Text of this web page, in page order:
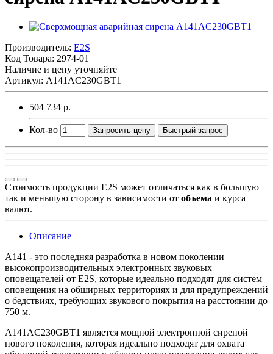
Производитель: E2S
Код Товара: 2974-01
Наличие и цену уточняйте
Артикул: A141AC230GBT1
504 734 р.
Кол-во Запросить цену Быстрый запрос
Стоимость продукции E2S может отличаться как в большую
так и меньшую сторону в зависимости от объема и курса
валют.
Описание
A141 - это последняя разработка в новом поколении
высокопроизводительных электронных звуковых
оповещателей от E2S, которые идеально подходят для систем
оповещения на обширных территориях и для предупреждений
о бедствиях, требующих звукового покрытия на расстоянии до
750 м.
A141AC230GBT1 является мощной электронной сиреной
нового поколения, которая идеально подходят для охвата